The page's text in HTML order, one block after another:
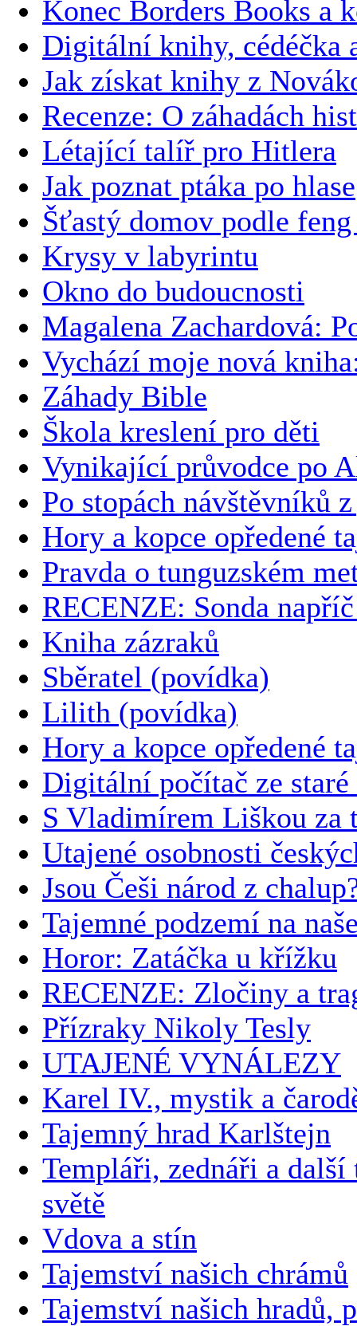
Konec Borders Books a
Digitální knihy, cédéčka
Jak získat knihy z
Recenze: O záhadách
Létající talíř pro Hitlera
Jak poznat ptáka po hlase
Šťastý domov podle
Krysy v labyrintu
Okno do budoucnosti
Magalena Zachardová:
Vychází moje nová
Záhady Bible
Škola kreslení pro děti
Vynikající průvodce po
Po stopách návštěvníků
Hory a kopce opředené
Pravda o tunguzském
RECENZE: Sonda
Kniha zázraků
Sběratel (povídka)
Lilith (povídka)
Hory a kopce opředené
Digitální počítač ze
S Vladimírem Liškou za
Utajené osobnosti
Jsou Češi národ z
Tajemné podzemí na
Horor: Zatáčka u křížku
RECENZE: Zločiny a
Přízraky Nikoly Tesly
UTAJENÉ VYNÁLEZY
Karel IV., mystik a
Tajemný hrad Karlštejn
Templáři, zednáři a další
světě
Vdova a stín
Tajemství našich chrámů
Tajemství našich hradů,